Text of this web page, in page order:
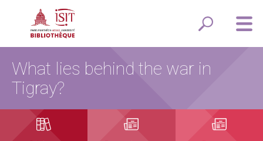
What lies behind the war in
Tigray?